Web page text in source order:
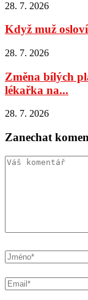
28. 7. 2026
Když muž
28. 7. 2026
Změna bílých
lékařka na...
28. 7. 2026
Zanechat